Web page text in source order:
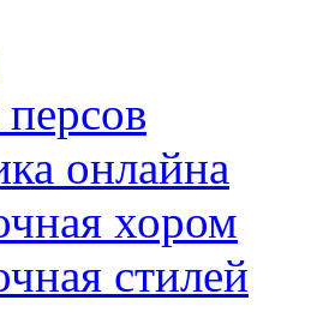
онлайна
хором
стилей